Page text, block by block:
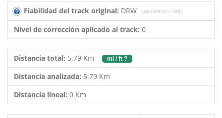
Fiabilidad del track original: DRW (463/88/0/-/-/88)
Nivel de corrección aplicado al track: 0
Distancia total: 5.79 Km mi / ft ?
Distancia analizada: 5.79 Km
Distancia lineal: 0 Km